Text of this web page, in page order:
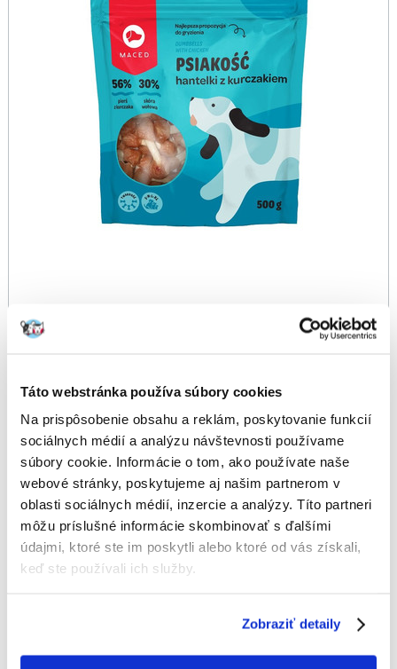
Táto webstránka používa súbory cookies
Na prispôsobenie obsahu a reklám, poskytovanie funkcií
sociálnych médií a analýzu návštevnosti používame
súbory cookie. Informácie o tom, ako používate naše
webové stránky, poskytujeme aj našim partnerom v
oblasti sociálnych médií, inzercie a analýzy. Títo partneri
môžu príslušné informácie skombinovať s ďalšími
údajmi, ktoré ste im poskytli alebo ktoré od vás získali,
keď ste používali ich služby.
Zobraziť detaily
MACED Kocky s kuracím mäsom 500 g
Výrobca: MACED KÓD:49863
Napísať recenziu
€11.00 (22.00 € / kg)
ODOSIELAME DO 48HODÍN